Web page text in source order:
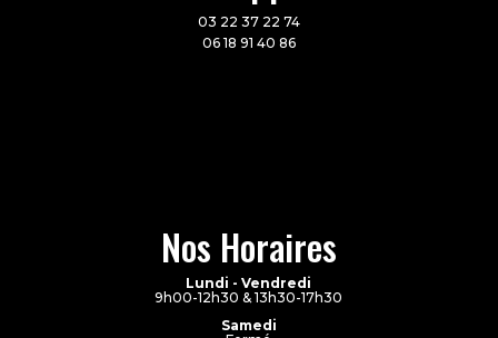
03 22 37 22 74
06 18 91 40 86
Nos Horaires
Lundi - Vendredi
9h00-12h30 & 13h30-17h30
Samedi